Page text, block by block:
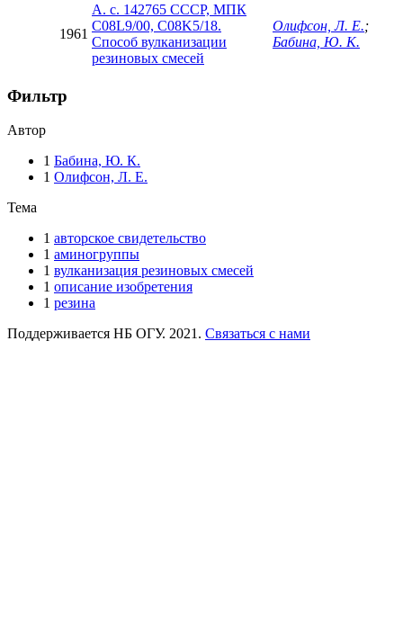
1961
А. с. 142765 СССР, МПК
C08L9/00, C08K5/18.
Способ вулканизации
резиновых смесей
Олифсон, Л. Е.;
Бабина, Ю. К.
Фильтр
Автор
1 Бабина, Ю. К.
1 Олифсон, Л. Е.
Тема
1 авторское свидетельство
1 аминогруппы
1 вулканизация резиновых смесей
1 описание изобретения
1 резина
Поддерживается НБ ОГУ. 2021. Связаться с нами